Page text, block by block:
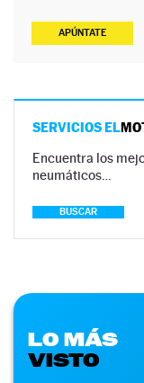
APÚNTATE
SERVICIOS EL
Encuentra los
neumáticos…
BUSCAR
LO MÁS
VISTO